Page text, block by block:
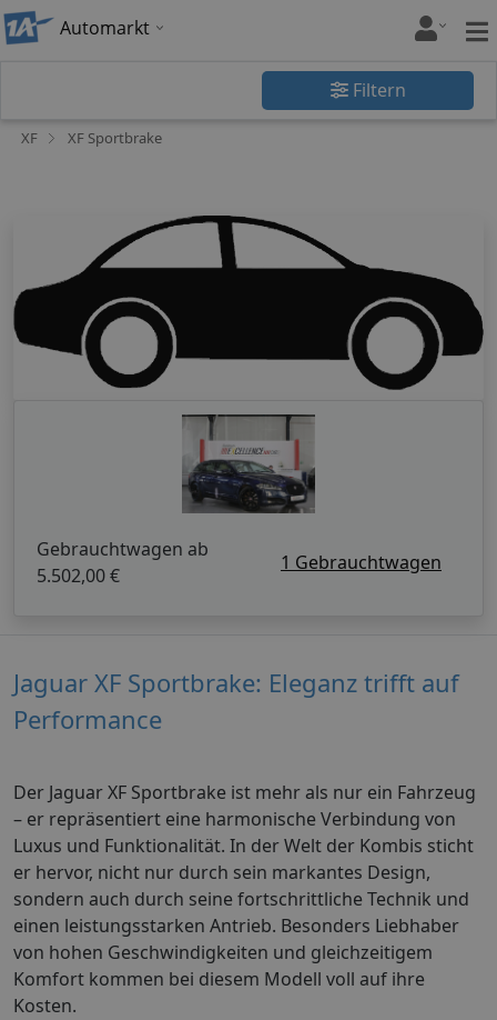
Automarkt
Filtern
XF XF Sportbrake
Gebrauchtwagen ab
5.502,00 €
1 Gebrauchtwagen
Jaguar XF Sportbrake: Eleganz trifft auf
Performance
Der Jaguar XF Sportbrake ist mehr als nur ein Fahrzeug
– er repräsentiert eine harmonische Verbindung von
Luxus und Funktionalität. In der Welt der Kombis sticht
er hervor, nicht nur durch sein markantes Design,
sondern auch durch seine fortschrittliche Technik und
einen leistungsstarken Antrieb. Besonders Liebhaber
von hohen Geschwindigkeiten und gleichzeitigem
Komfort kommen bei diesem Modell voll auf ihre
Kosten.